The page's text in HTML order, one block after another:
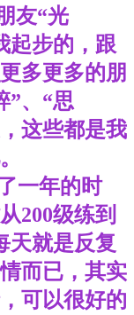
友“光
起步的，跟
多更多的朋
”、“思
这些都是我
一年的时
200级练到
天就是反复
而已，其实
可以很好的